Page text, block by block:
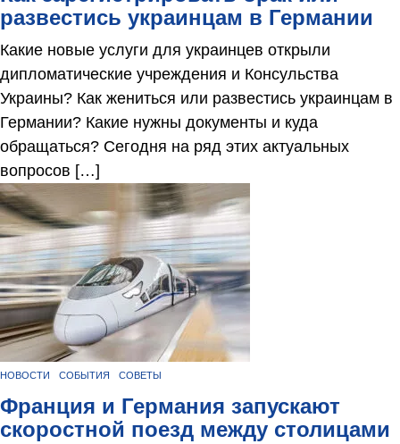
развестись украинцам в Германии
Какие новые услуги для украинцев открыли
дипломатические учреждения и Консульства
Украины? Как жениться или развестись украинцам в
Германии? Какие нужны документы и куда
обращаться? Сегодня на ряд этих актуальных
вопросов […]
НОВОСТИ СОБЫТИЯ СОВЕТЫ
Франция и Германия запускают
скоростной поезд между столицами